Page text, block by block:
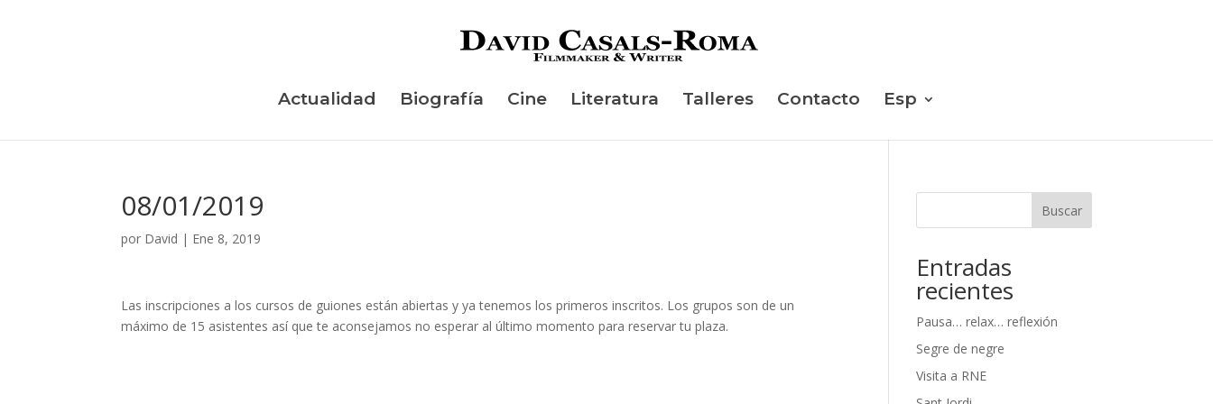
Actualidad Biografía Cine Literatura Talleres Contacto Esp
08/01/2019
por David | Ene 8, 2019
Las inscripciones a los cursos de guiones están abiertas y ya tenemos los primeros inscritos. Los grupos son de un
máximo de 15 asistentes así que te aconsejamos no esperar al último momento para reservar tu plaza.
Buscar
Entradas
recientes
Pausa… relax… reflexión
Segre de negre
Visita a RNE